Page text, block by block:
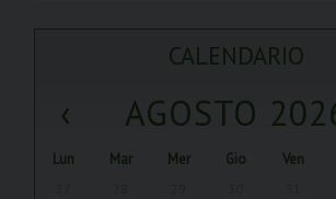
CALENDARIO
‹ AGOSTO
Lun Mar Mer Gio Ven